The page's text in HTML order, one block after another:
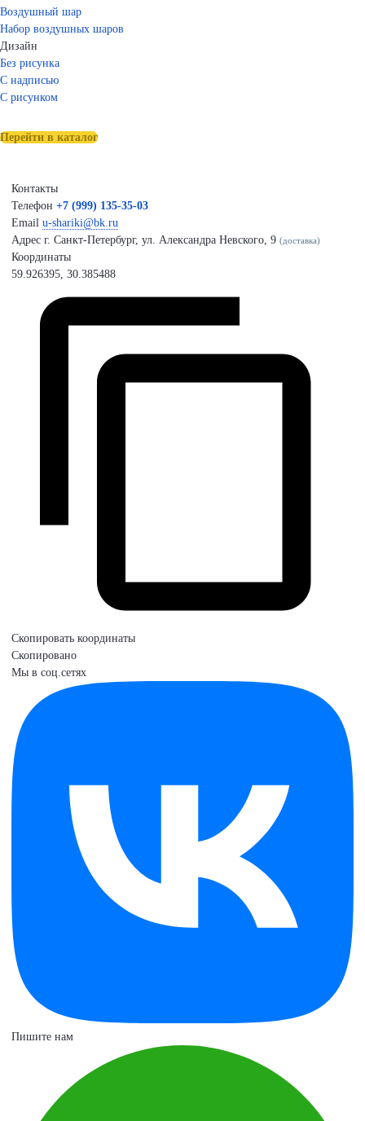
Воздушный шар
Набор воздушных шаров
Дизайн
Без рисунка
С надписью
С рисунком
Перейти в каталог
Контакты
Телефон +7 (999) 135-35-03
Email u-shariki@bk.ru
Адрес г. Санкт-Петербург, ул. Александра Невского, 9 (доставка)
Координаты
59.926395, 30.385488
Скопировать координаты
Скопировано
Мы в соц.сетях
Пишите нам